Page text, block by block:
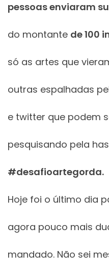
pessoas enviaram
do montante de 100
só as artes que
outras espalhadas
e twitter que podem
pesquisando pela
#desafioartegorda.
Hoje foi o último dia
agora pouco mais
mandado. Não sei